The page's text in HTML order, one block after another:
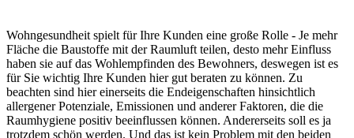
Wohngesundheit spielt für Ihre Kunden eine große Rolle - Je mehr
Fläche die Baustoffe mit der Raumluft teilen, desto mehr Einfluss
haben sie auf das Wohlempfinden des Bewohners, deswegen ist es
für Sie wichtig Ihre Kunden hier gut beraten zu können. Zu
beachten sind hier einerseits die Endeigenschaften hinsichtlich
allergener Potenziale, Emissionen und anderer Faktoren, die die
Raumhygiene positiv beeinflussen können. Andererseits soll es ja
trotzdem schön werden. Und das ist kein Problem mit den beiden